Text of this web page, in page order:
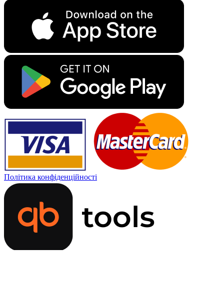
Політика конфіденційності